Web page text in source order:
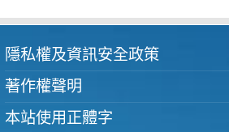
隱私權及資訊安全政策
著作權聲明
本站使用正體字